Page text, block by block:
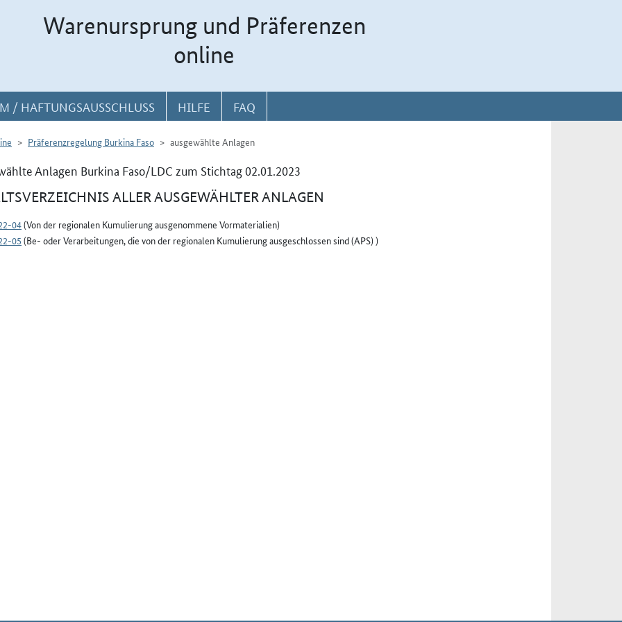
Warenursprung und Präferenzen
online
/ HAFTUNGSAUSSCHLUSS HILFE FAQ
Präferenzregelung Burkina Faso ausgewählte Anlagen
Anlagen Burkina Faso/LDC zum Stichtag 02.01.2023
ALLER AUSGEWÄHLTER ANLAGEN
04(Von der regionalen Kumulierung ausgenommene Vormaterialien)
05 (Be- oder Verarbeitungen, die von der regionalen Kumulierung ausgeschlossen sind (APS) )